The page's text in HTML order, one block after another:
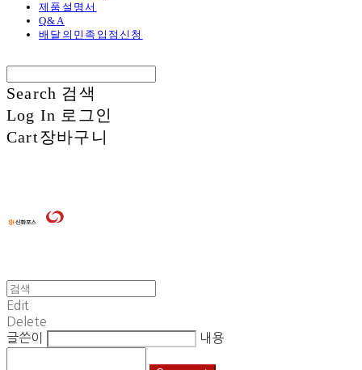
제품설명서
Q&A
배달의민족입점신청
Search 검색
Log In 로그인
Cart장바구니
Edit
Delete
글쓴이
내용